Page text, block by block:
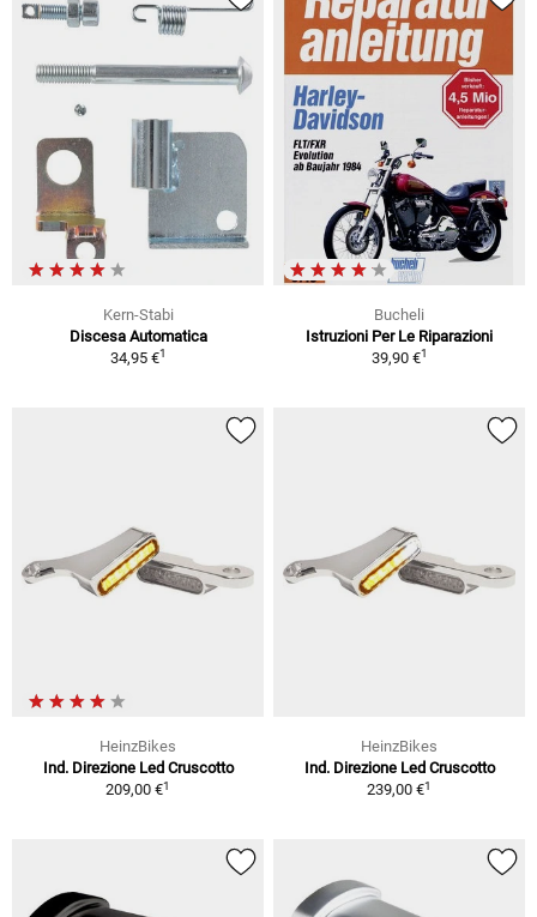
Kern-Stabi
Discesa Automatica
34,95 €1
Bucheli
Istruzioni Per Le Riparazioni
39,90 €1
HeinzBikes
Ind. Direzione Led Cruscotto
209,00 €1
HeinzBikes
Ind. Direzione Led Cruscotto
239,00 €1